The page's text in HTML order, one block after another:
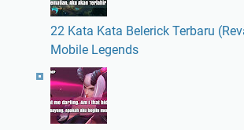
22 Kata Kata Belerick Terbaru
Mobile Legends